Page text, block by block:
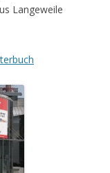
Langeweile